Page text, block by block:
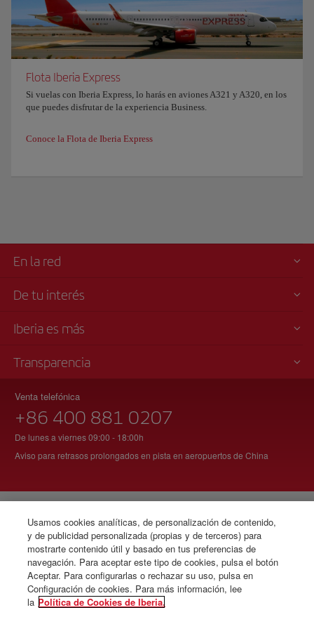
Flota Iberia Express
Si vuelas con Iberia Express, lo harás en aviones A321 y A320, en los
que puedes disfrutar de la experiencia Business.
Conoce la Flota de Iberia Express
En la red
De tu interés
Iberia es más
Transparencia
Venta telefónica
+86 400 881 0207
De lunes a viernes 09:00 - 18:00h
Aviso para retrasos prolongados en pista en aeropuertos de China
Usamos cookies analíticas, de personalización de contenido,
y de publicidad personalizada (propias y de terceros) para
mostrarte contenido útil y basado en tus preferencias de
navegación. Para aceptar este tipo de cookies, pulsa el botón
Aceptar. Para configurarlas o rechazar su uso, pulsa en
Configuración de cookies. Para más información, lee
la Política de Cookies de Iberia.